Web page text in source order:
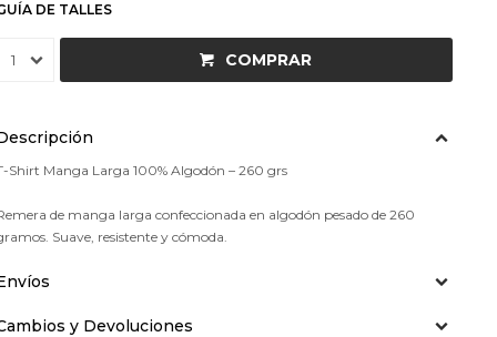
DE TALLES
1 COMPRAR
Shirt Manga Larga 100% Algodón – 260 grs
de manga larga confeccionada en algodón pesado de 260
Suave, resistente y cómoda.
y Devoluciones